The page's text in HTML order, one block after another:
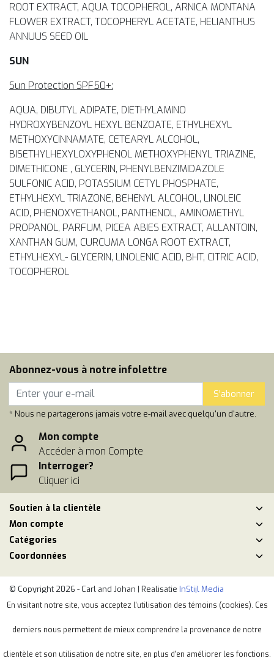
ROOT EXTRACT, AQUA TOCOPHEROL, ARNICA MONTANA
FLOWER EXTRACT, TOCOPHERYL ACETATE, HELIANTHUS
ANNUUS SEED OIL
SUN
Sun Protection SPF50+:
AQUA, DIBUTYL ADIPATE, DIETHYLAMINO
HYDROXYBENZOYL HEXYL BENZOATE, ETHYLHEXYL
METHOXYCINNAMATE, CETEARYL ALCOHOL,
BISETHYLHEXYLOXYPHENOL METHOXYPHENYL TRIAZINE,
DIMETHICONE , GLYCERIN, PHENYLBENZIMIDAZOLE
SULFONIC ACID, POTASSIUM CETYL PHOSPHATE,
ETHYLHEXYL TRIAZONE, BEHENYL ALCOHOL, LINOLEIC
ACID, PHENOXYETHANOL, PANTHENOL, AMINOMETHYL
PROPANOL, PARFUM, PICEA ABIES EXTRACT, ALLANTOIN,
XANTHAN GUM, CURCUMA LONGA ROOT EXTRACT,
ETHYLHEXYL- GLYCERIN, LINOLENIC ACID, BHT, CITRIC ACID,
TOCOPHEROL
Abonnez-vous à notre infolettre
S'abonner
* Nous ne partagerons jamais votre e-mail avec quelqu'un d'autre.
Mon compte
Accéder à mon Compte
Interroger?
Cliquer ici
Soutien à la clientèle
Mon compte
Catégories
Coordonnées
© Copyright 2026 - Carl and Johan | Realisatie InStijl Media
Conditions générales de vente|Politique de respect de la vie privéé
En visitant notre site, vous acceptez l'utilisation des témoins (cookies). Ces
derniers nous permettent de mieux comprendre la provenance de notre
clientèle et son utilisation de notre site, en plus d'en améliorer les fonctions.